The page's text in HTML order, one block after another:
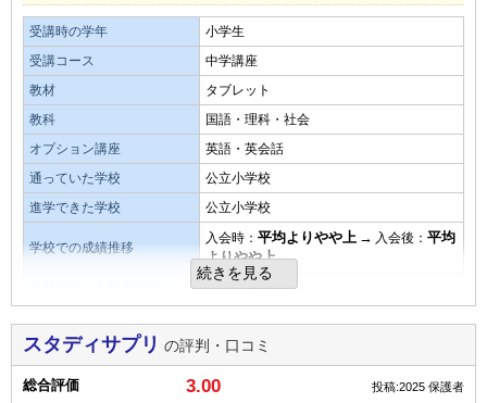
教材の難易度
易しい 平均 難しい
演習問題の量
少ない 平均 多い
不適切な口コミを報告する
オプション講座の満足度
リスティング対策としてディクテーションや音読トレーニン
グの機能があり、レベルアップの実感があったと思います。
親の負担・学習フォローの仕組み
担当コーチと科目サポーターが専任でついているので、理想
的な学習プランを実行できた。
タブレットなど機材の使いやすさ・操作性
タブレットなどの操作は高校生には容易なレベルで操作でき
良いところや要望
良い点は経験豊富な講師陣の指導を受けられることです。改
教材・授業動画の質・分かりやすさ
講座内容がわかりやすく、講座動画も長過ぎないので、気軽
に視聴できて良い
教材・授業動画の難易度
講座内容はわかりやすいが、それを子供が習得するかはまた
別問題で、漫然と講座動画を見ているだけになってしまって
いる。
演習問題の量
動画視聴学習が主体で、演習問題を解いている子供の姿は見
たことがない。
目的を果たせたか
講座内容がわかりやすく、見たい講座の動画を選べるので、
受講時の学年
小学生
受講コース
中学講座
教材
タブレット
教科
国語・理科・社会
オプション講座
英語・英会話
通っていた学校
公立小学校
進学できた学校
公立小学校
学校での成績推移
入会時： 平均よりやや上 → 入会後： 平均
よりやや上
2.5時間
費用対効果
塾はとても高いので、それに比べたら安くて助かります。効
続きを見る
スタディサプリ の評判・口コミ
総合評価 3.00 投稿:2025 保護者